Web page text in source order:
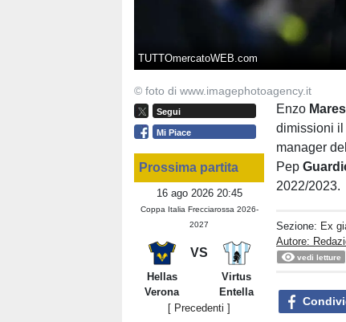
TUTTOmercatoWEB.com
© foto di www.imagephotoagency.it
Segui
Mi Piace
Prossima partita
16 ago 2026 20:45
Coppa Italia Frecciarossa 2026-
2027
VS
Hellas
Verona
Virtus
Entella
[ Precedenti ]
Enzo
dimissioni
manager del
Pep
2022/2023.
Sezione: Ex
Autore:
vedi letture